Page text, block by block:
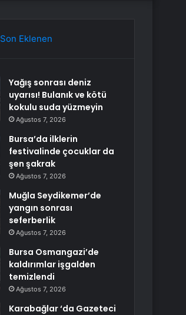
Son Eklenen
Yağış sonrası deniz
uyarısı! Bulanık ve kötü
kokulu suda yüzmeyin
Ağustos 7, 2026
Bursa’da ilklerin
festivalinde çocuklar da
şen şakrak
Ağustos 7, 2026
Muğla Seydikemer’de
yangın sonrası
seferberlik
Ağustos 7, 2026
Bursa Osmangazi’de
kaldırımlar işgalden
temizlendi
Ağustos 7, 2026
Karabağlar ‘da Gazeteci